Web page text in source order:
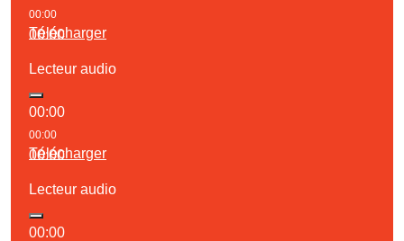
00:00
00:00
Télécharger
Lecteur audio
00:00
00:00
00:00
Télécharger
Lecteur audio
00:00